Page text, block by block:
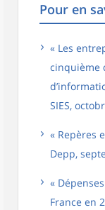
Pour en
« Les
cinquième
SIES,
« Repères
Depp,
«
France en